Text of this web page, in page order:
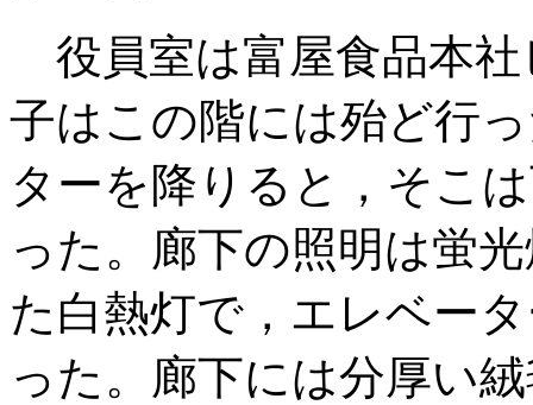
役員室は富屋食品本
子はこの階には殆ど行
ターを降りると，そこ
った。廊下の照明は蛍
た白熱灯で，エレベー
った。廊下には分厚い